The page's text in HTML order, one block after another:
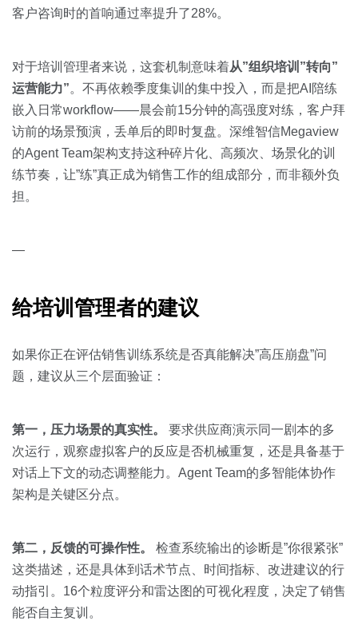
客户咨询时的首响通过率提升了28%。
对于培训管理者来说，这套机制意味着从”组织培训”转向”
运营能力”。不再依赖季度集训的集中投入，而是把AI陪练
嵌入日常workflow——晨会前15分钟的高强度对练，客户拜
访前的场景预演，丢单后的即时复盘。深维智信Megaview
的Agent Team架构支持这种碎片化、高频次、场景化的训
练节奏，让”练”真正成为销售工作的组成部分，而非额外负
担。
—
给培训管理者的建议
如果你正在评估销售训练系统是否真能解决”高压崩盘”问
题，建议从三个层面验证：
第一，压力场景的真实性。
要求供应商演示同一剧本的多
次运行，观察虚拟客户的反应是否机械重复，还是具备基于
对话上下文的动态调整能力。Agent Team的多智能体协作
架构是关键区分点。
第二，反馈的可操作性。
检查系统输出的诊断是”你很紧张”
这类描述，还是具体到话术节点、时间指标、改进建议的行
动指引。16个粒度评分和雷达图的可视化程度，决定了销售
能否自主复训。